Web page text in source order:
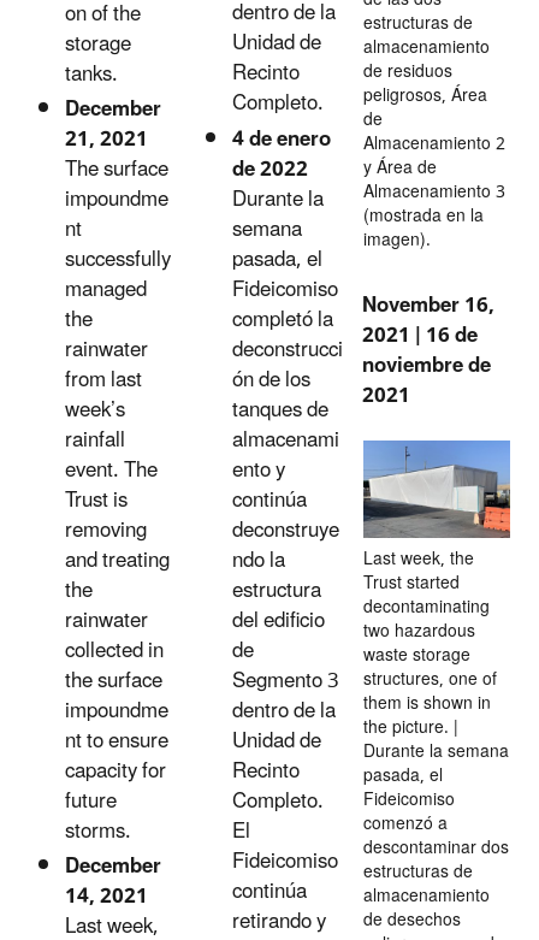
on of the
storage
tanks.
December
21, 2021
The surface
impoundme
nt
successfully
managed
the
rainwater
from last
week’s
rainfall
event. The
Trust is
removing
and treating
the
rainwater
collected in
the surface
impoundme
nt to ensure
capacity for
future
storms.
December
14, 2021
Last week,
dentro de la
Unidad de
Recinto
Completo.
4 de enero
de 2022
Durante la
semana
pasada, el
Fideicomiso
completó la
deconstrucci
ón de los
tanques de
almacenami
ento y
continúa
deconstruye
ndo la
estructura
del edificio
de
Segmento 3
dentro de la
Unidad de
Recinto
Completo.
El
Fideicomiso
continúa
retirando y
estructuras de
almacenamiento
de residuos
peligrosos, Área
de
Almacenamiento 2
y Área de
Almacenamiento 3
(mostrada en la
imagen).
November 16,
2021 | 16 de
noviembre de
2021
Last week, the
Trust started
decontaminating
two hazardous
waste storage
structures, one of
them is shown in
the picture. |
Durante la semana
pasada, el
Fideicomiso
comenzó a
descontaminar dos
estructuras de
almacenamiento
de desechos